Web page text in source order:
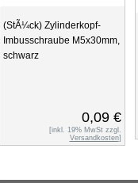
(StÃ¼ck) Zylinderkopf-
Imbusschraube M5x30mm,
schwarz
0,09 €
[inkl. 19% MwSt zzgl.
Versandkosten]